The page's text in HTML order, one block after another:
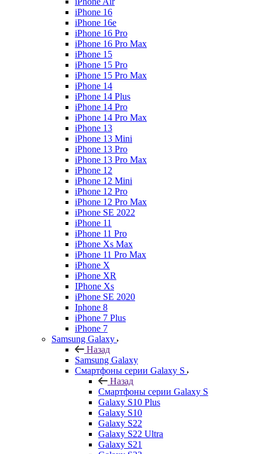
iPhone 16
iPhone 16e
iPhone 16 Pro
iPhone 16 Pro Max
iPhone 15
iPhone 15 Pro
iPhone 15 Pro Max
iPhone 14
iPhone 14 Plus
iPhone 14 Pro
iPhone 14 Pro Max
iPhone 13
iPhone 13 Mini
iPhone 13 Pro
iPhone 13 Pro Max
iPhone 12
iPhone 12 Mini
iPhone 12 Pro
iPhone 12 Pro Max
iPhone SE 2022
iPhone 11
iPhone 11 Pro
iPhone Xs Max
iPhone 11 Pro Max
iPhone X
iPhone XR
IPhone Xs
iPhone SE 2020
Iphone 8
iPhone 7 Plus
iPhone 7
Samsung Galaxy
Назад
Samsung Galaxy
Смартфоны серии Galaxy S
Назад
Смартфоны серии Galaxy S
Galaxy S10 Plus
Galaxy S10
Galaxy S22
Galaxy S22 Ultra
Galaxy S21